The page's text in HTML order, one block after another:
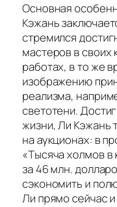
Основная
Кэжань
стремился
мастеров в своих
работах, в то же
изображению
реализма,
светотени.
жизни, Ли Кэжань
на аукционах: в
«Тысяча холмов
за 46 млн.
сэкономить и
Ли прямо сейчас